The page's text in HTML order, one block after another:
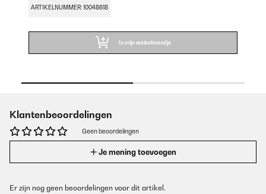
ARTIKELNUMMER: 10048618
In mijn winkelmandje
Klantenbeoordelingen
Geen beoordelingen
Je mening toevoegen
Er zijn nog geen beoordelingen voor dit artikel.